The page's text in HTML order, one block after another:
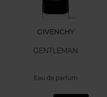
GIVENCHY
GENTLEMAN
Eau de parfum